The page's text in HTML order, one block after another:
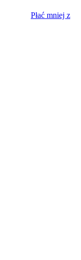
Płać mniej z